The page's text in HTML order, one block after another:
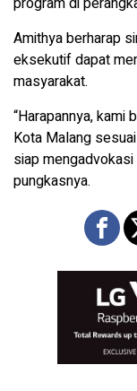
Amithya berharap
eksekutif dapat
masyarakat.
“Harapannya, kami
Kota Malang
siap
pungkasnya.